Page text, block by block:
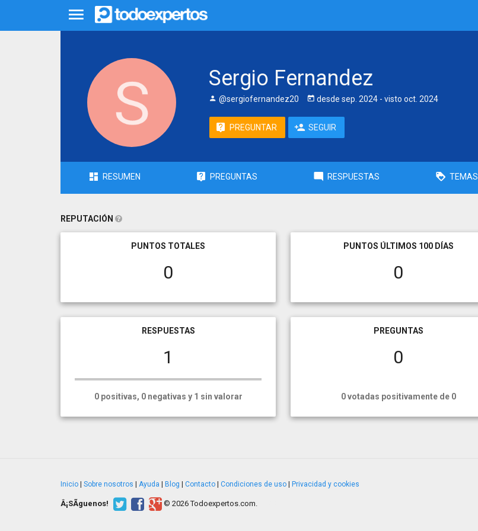
Sergio Fernandez
@sergiofernandez20 desde sep. 2024 - visto oct. 2024
PREGUNTAR SEGUIR
RESUMEN PREGUNTAS RESPUESTAS TEMAS
REPUTACIÓN
PUNTOS TOTALES
0
RESPUESTAS
1
0 positivas, 0 negativas y 1 sin valorar
PUNTOS ÚLTIMOS 100 DÍAS
0
PREGUNTAS
0
0 votadas positivamente de 0
Inicio Sobre nosotros Ayuda Blog Contacto Condiciones de uso Privacidad y cookies
Â¡SÃ­guenos! © 2026 Todoexpertos.com.